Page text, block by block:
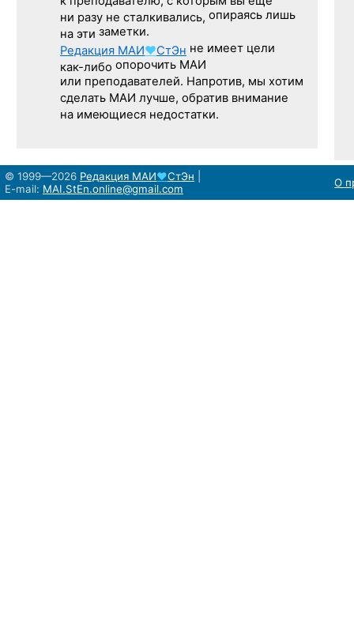
ни разу не сталкивались, опираясь лишь
на эти заметки.
Редакция МАИ♥СтЭн не имеет цели
как-либо опорочить МАИ
или преподавателей. Напротив, мы хотим
сделать МАИ лучше, обратив внимание
на имеющиеся недостатки.
© 1999—2026 Редакция МАИ♥СтЭн
E-mail: MAI.StEn.online@gmail.com О